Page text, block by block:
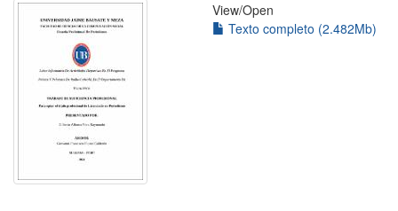
View/Open
Texto completo (2.482Mb)